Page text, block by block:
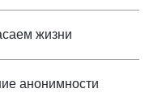
жизни
анонимности